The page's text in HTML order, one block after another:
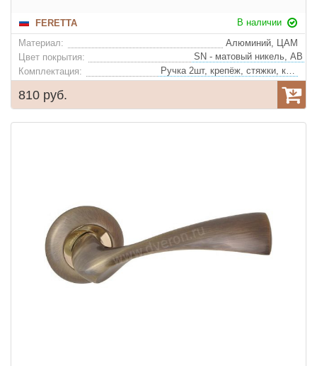
FERETTA
В наличии
Материал:
Алюминий, ЦАМ
Цвет покрытия:
Комплектация:
Ручка 2шт, крепёж, стяжки, квадрат
810 руб.